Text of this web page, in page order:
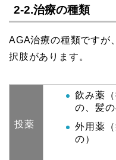
2-2.治療の種類
AGA治療の種類ですが
択肢があります。
投薬
飲み薬
の、髪
外用薬
の）